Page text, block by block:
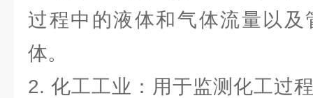
过程中的液体和气体流量以及
体。
2. 化工工业：用于监测化工过